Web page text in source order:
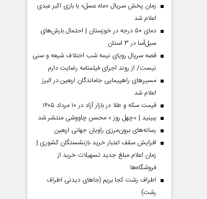
زمان پخش سریال «ماه عسل» با بازی اکبر عبدی
اعلام شد
دمای ۵۰ درجه در خوزستان | احتمال بارش‌های
سیل‌آسا در ۳ استان
قصه سریال رویای نیمه شب اختلاف شیعه و سنی
نیست/ از روند اجرای فیلمنامه رضایت دارم
مسیر‌های راهپیمایی جاماندگان اربعین در البرز
اعلام شد
قیمت سکه و طلا در بازار آزاد در ۱۰ مرداد ۱۴۰۵
ببینید | «چهل روز » محسن چاووشی منتشر شد
رسانه‌های برون‌مرزی راویان جهانی اربعین
افزایش سقف اعتبار خرید بازنشستگان کشوری |
زمان اعلام مبلغ جدید تسهیلات خرید از
فروشگاه‌ها
اطراف رشت کجا بریم (جاهای دیدنی اطراف
رشت)
صفحات نخست روزنامه ها‌ی‌سه‌شنبه ۶ مردادماه